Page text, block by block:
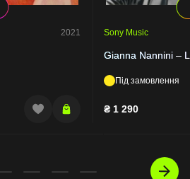
2021 Sony Music
Gianna Nannini –
Під замовлення
₴ 1 290